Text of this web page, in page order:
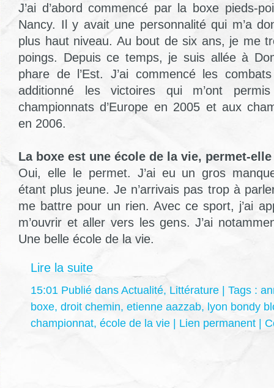
J’ai d’abord commencé par la boxe pieds-
Nancy. Il y avait une personnalité qui m’a
plus haut niveau. Au bout de six ans, je me
poings. Depuis ce temps, je suis allée à
phare de l’Est. J’ai commencé les
additionné les victoires qui m’ont
championnats d’Europe en 2005 et aux
en 2006.
La boxe est une école de la vie, permet-
Oui, elle le permet. J’ai eu un gros
étant plus jeune. Je n’arrivais pas trop à
me battre pour un rien. Avec ce sport, j’ai
m’ouvrir et aller vers les gens. J’ai
Une belle école de la vie.
Lire la suite
15:01 Publié dans Actualité, Littérature | Tags :
boxe, droit chemin, etienne aazzab, lyon bondy
championnat, école de la vie | Lien permanent |